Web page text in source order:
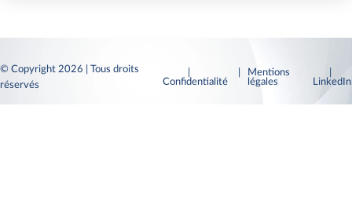
© Copyright 2026 | Tous droits
réservés
Confidentialité
| Mentions
légales